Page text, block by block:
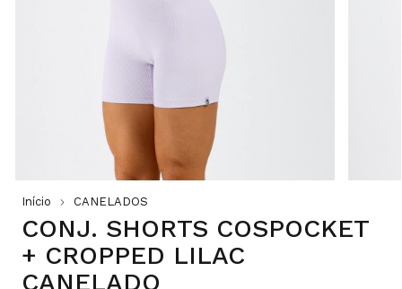
Início CANELADOS
CONJ. SHORTS COSPOCKET
+ CROPPED LILAC
CANELADO